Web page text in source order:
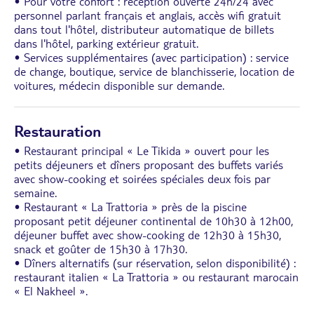
personnel parlant français et anglais, accès wifi gratuit
dans tout l'hôtel, distributeur automatique de billets
dans l'hôtel, parking extérieur gratuit.
• Services supplémentaires (avec participation) : service
de change, boutique, service de blanchisserie, location de
voitures, médecin disponible sur demande.
Restauration
• Restaurant principal « Le Tikida » ouvert pour les
petits déjeuners et dîners proposant des buffets variés
avec show-cooking et soirées spéciales deux fois par
semaine.
• Restaurant « La Trattoria » près de la piscine
proposant petit déjeuner continental de 10h30 à 12h00,
déjeuner buffet avec show-cooking de 12h30 à 15h30,
snack et goûter de 15h30 à 17h30.
• Dîners alternatifs (sur réservation, selon disponibilité) :
restaurant italien « La Trattoria » ou restaurant marocain
« El Nakheel ».